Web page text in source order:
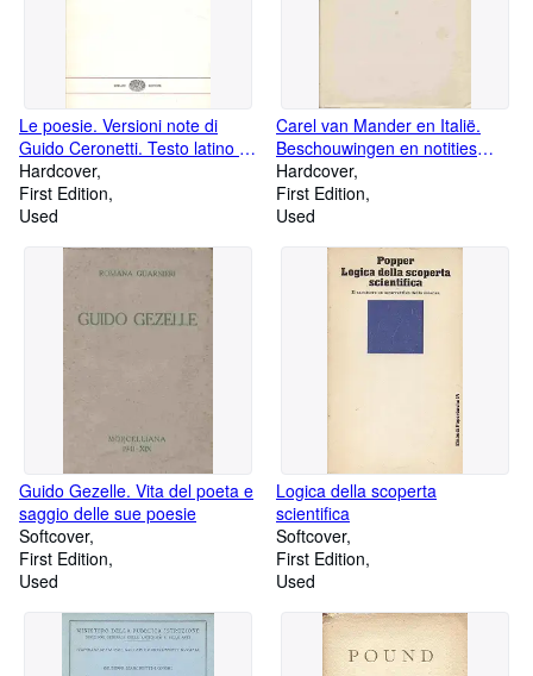
Le poesie. Versioni note di
Guido Ceronetti. Testo latino a
fronte
Hardcover
First Edition
Used
Carel van Mander en Italië.
Beschouwingen en notities
n.a.v. zijn Leven der dees-
tijtsche doorluchtighe
Italiaensche Schilders
Hardcover
First Edition
Used
Guido Gezelle. Vita del poeta e
saggio delle sue poesie
Softcover
First Edition
Used
Logica della scoperta
scientifica
Softcover
First Edition
Used